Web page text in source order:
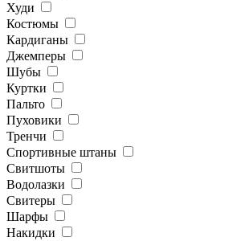
Худи
Костюмы
Кардиганы
Джемперы
Шубы
Куртки
Пальто
Пуховики
Тренчи
Спортивные штаны
Свитшоты
Водолазки
Свитеры
Шарфы
Накидки